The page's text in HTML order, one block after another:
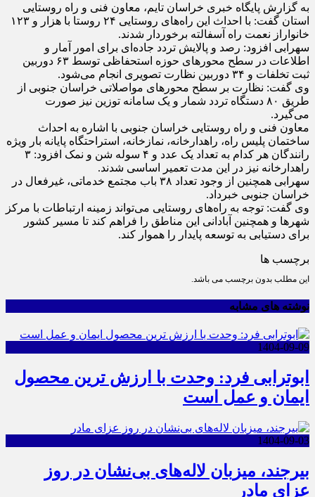
به گزارش پایگاه خبری خراسان تایم، معاون فنی و راه روستایی
استان گفت: با احداث این راه‌های روستایی ۲۴ روستا با هزار و ۱۲۳
خانواراز نعمت راه آسفالته برخوردار شدند.
سهرابی افزود: رصد و پالایش تردد جاده‌ای برای امور آمار و
اطلاعات در سطح محور‌های حوزه استحفاظی توسط ۶۳ دوربین
ثبت تخلفات و ۳۴ دوربین نظارت تصویری انجام می‌شود.
وی گفت: نظارت بر سطح محور‌های مواصلاتی خراسان جنوبی از
طریق ۸۰ دستگاه تردد شمار و یک سامانه توزین نیز صورت
می‌گیرد.
معاون فنی و راه روستایی خراسان جنوبی با اشاره به احداث
ساختمان پلیس راه، راهدارخانه، نمازخانه، استراحتگاه پایانه بار ویژه
رانندگان هر کدام به تعداد یک عدد و ۴ سوله شن و نمک افزود: ۳
راهدارخانه نیز در این مدت تعمیر اساسی شدند.
سهرابی همچنین از وجود تعداد ۳۸ باب مجتمع خدماتی، غیرفعال در
خراسان جنوبی خبرداد.
وی گفت: توجه به راه‌های روستایی می‌تواند زمینه ارتباطات با مرکز
شهر‌ها و همچنین آبادانی این مناطق را فراهم کند تا مسیر کشور
برای دستیابی به توسعه پایدار را هموار کند.
برچسب ها
این مطلب بدون برچسب می باشد.
نوشته های مشابه
1404-09-09
ابوترابی فرد: وحدت با ارزش ترین محصول
ایمان و عمل است
1404-09-03
بیرجند، میزبان لاله‌های بی‌نشان در روز
عزای مادر